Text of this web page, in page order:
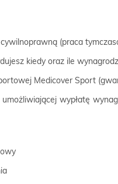
(praca
kiedy oraz ile
Medicover Sport
wypłatę